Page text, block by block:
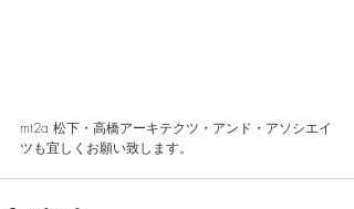
mt2a 松下・高橋アーキテクツ・アンド・アソシエイ
ツも宜しくお願い致します。